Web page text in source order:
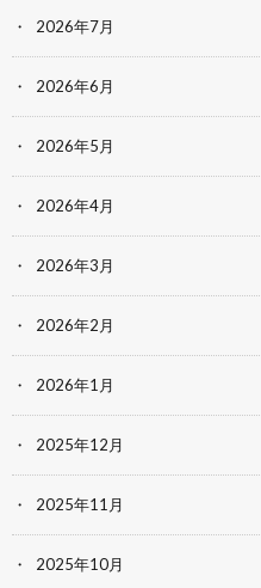
2026年7月
2026年6月
2026年5月
2026年4月
2026年3月
2026年2月
2026年1月
2025年12月
2025年11月
2025年10月